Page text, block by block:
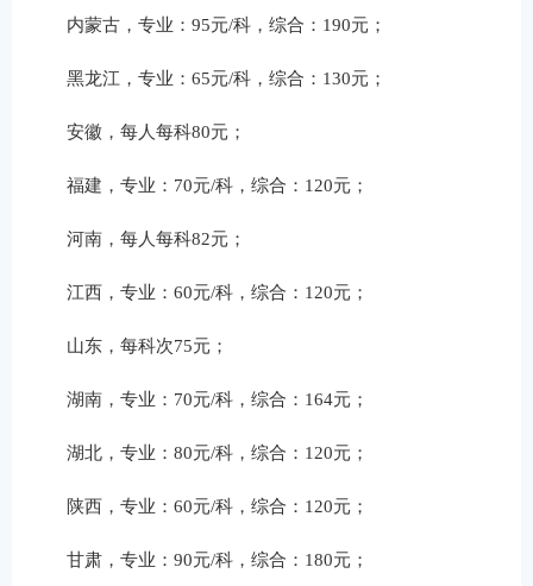
内蒙古，专业：95元/科，综合：190元；
黑龙江，专业：65元/科，综合：130元；
安徽，每人每科80元；
福建，专业：70元/科，综合：120元；
河南，每人每科82元；
江西，专业：60元/科，综合：120元；
山东，每科次75元；
湖南，专业：70元/科，综合：164元；
湖北，专业：80元/科，综合：120元；
陕西，专业：60元/科，综合：120元；
甘肃，专业：90元/科，综合：180元；